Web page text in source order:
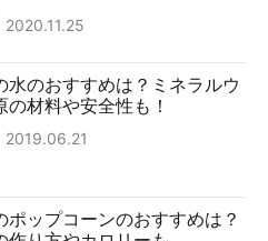
2020.11.25
水のおすすめは？ミネラルウ
の材料や安全性も！
2019.06.21
ポップコーンのおすすめは？